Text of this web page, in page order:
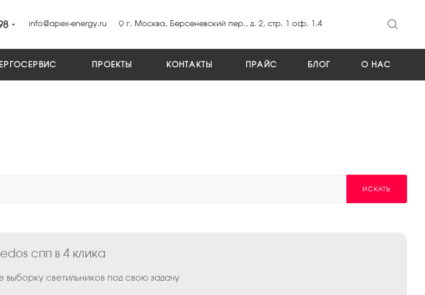
info@apex-energy.ru г. Москва, Берсеневский пер., д. 2, стр. 1 оф. 1.4
ПРОЕКТЫ КОНТАКТЫ ПРАЙС БЛОГ О НАС
ИСКАТЬ
спп в 4 клика
светильников под свою задачу